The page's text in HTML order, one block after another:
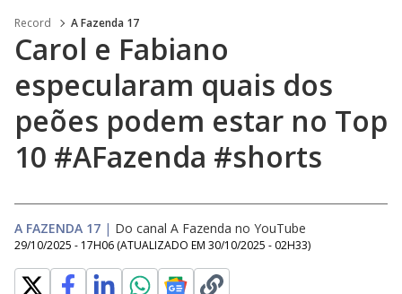
Record A Fazenda 17
Carol e Fabiano
especularam quais dos
peões podem estar no Top
10 #AFazenda #shorts
A FAZENDA 17 | Do canal A Fazenda no YouTube
29/10/2025 - 17H06 (ATUALIZADO EM 30/10/2025 - 02H33)